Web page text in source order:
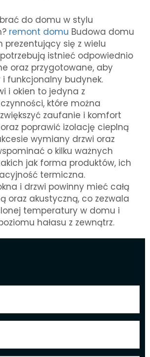
do domu w stylu
remont domu Budowa domu
się z wielu
istnieć odpowiednio
oraz przygotowane, aby
i funkcjonalny budynek.
i okien to jedyna z
które można
zaufanie i komfort
poprawić izolację cieplną
wymiany drzwi oraz
o kilku ważnych
jak forma produktów, ich
termiczna.
i drzwi powinny mieć całą
oraz akustyczną, co zezwala
temperatury w domu i
hałasu z zewnątrz.